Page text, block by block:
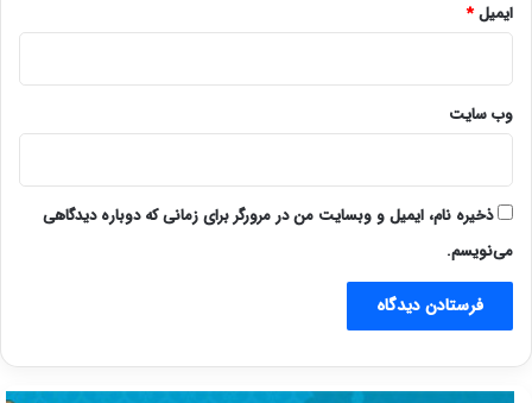
ایمیل*
وب‌ سایت
ذخیره نام، ایمیل و وبسایت من در مرورگر برای زمانی که دوباره دیدگاهی
می‌نویسم.